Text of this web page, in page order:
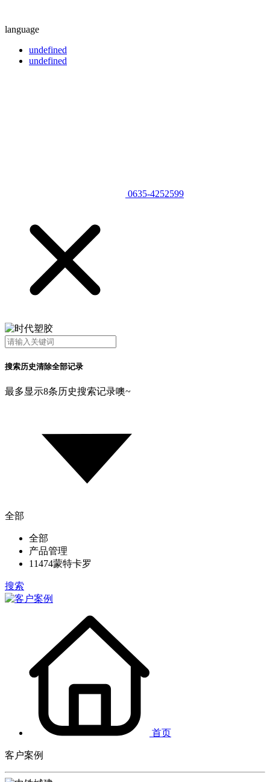
language
undefined
undefined
0635-4252599
搜索历史清除全部记录
最多显示8条历史搜索记录噢~
全部
全部
产品管理
11474蒙特卡罗
搜索
首页
客户案例